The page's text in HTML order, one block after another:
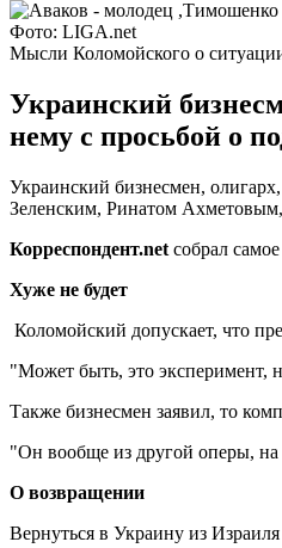
Фото: LIGA.net
Мысли Коломойского о
Украинский
нему с просьбой о
Украинский бизнесмен,
Зеленским, Ринатом
Корреспондент.net собрал
Хуже не будет
Коломойский допускает, что
"Может быть, это эксперимент,
Также бизнесмен заявил, то
"Он вообще из другой оперы, на
О возвращении
Вернуться в Украину из